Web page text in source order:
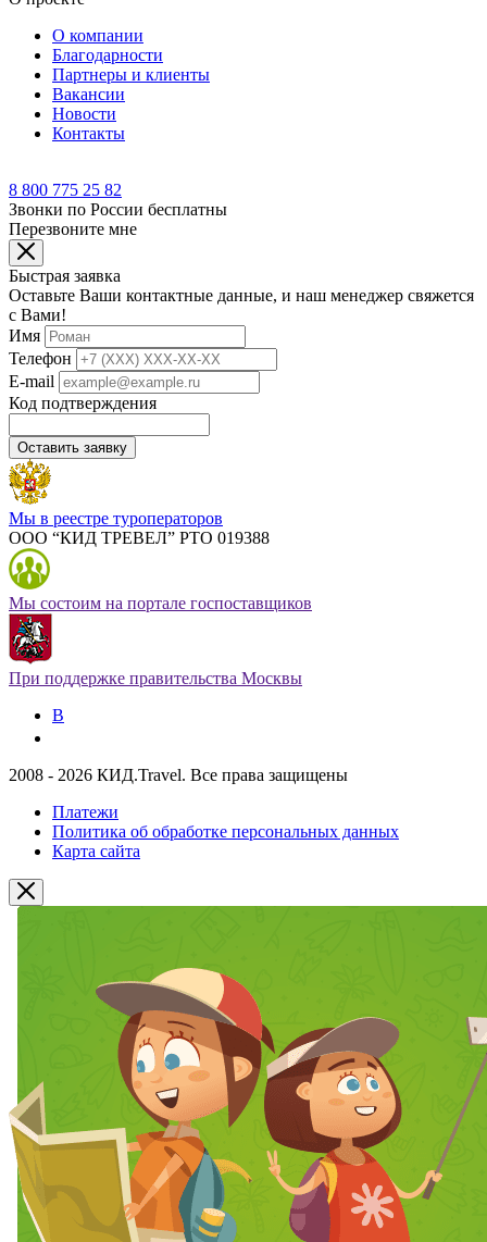
О компании
Благодарности
Партнеры и клиенты
Вакансии
Новости
Контакты
8 800 775 25 82
Звонки по России бесплатны
Перезвоните мне
Быстрая заявка
Оставьте Ваши контактные данные, и наш менеджер свяжется
с Вами!
Имя
Телефон
E-mail
Код подтверждения
Оставить заявку
Мы в реестре туроператоров
ООО “КИД ТРЕВЕЛ” РТО 019388
Мы состоим на портале госпоставщиков
При поддержке правительства Москвы
В
2008 - 2026 КИД.Travel. Все права защищены
Платежи
Политика об обработке персональных данных
Карта сайта